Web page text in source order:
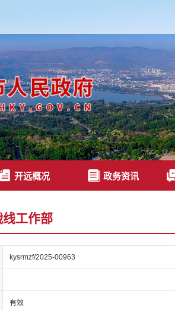
开远概况 政务资讯
工作部
kysrmzf/2025-00963
有效